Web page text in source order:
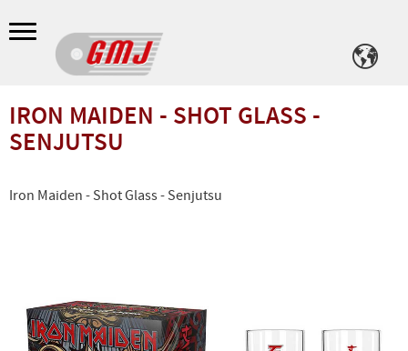
Meny
IRON MAIDEN - SHOT GLASS -
SENJUTSU
Iron Maiden - Shot Glass - Senjutsu